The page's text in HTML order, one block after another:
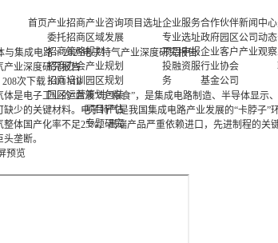
首页产业招商
委托招商
招商策略
招商办会
招商培训
园区运营
产业咨询
区域发展
规划
产业规划
园区规划
策划包装
项目评估
专题研究
项目选址企业服务
专业选址
项目申报
投融资服
务
合作伙伴
政府园区
企业客户
行业协会
基金公司
新闻中心
公司动态
产业观察
与集成电路>2025电子特气产业深度研究报告
产业深度研究报告
208次下载 3.03 MB
体是电子工业的“血液”与“粮食”，是集成电路制造、半导体显示
缺少的关键材料。电子特气是我国集成电路产业发展的“卡脖子”
整体国产化率不足25%，高端产品严重依赖进口，先进制程的关
垄断。
预览